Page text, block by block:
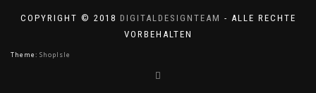
COPYRIGHT © 2018 DIGITALDESIGNTEAM - ALLE RECHTE
VORBEHALTEN
Theme: ShopIsle